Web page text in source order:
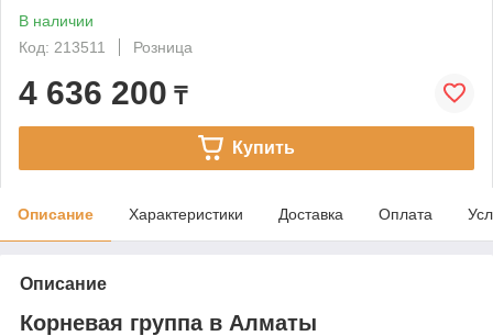
В наличии
Код: 213511
Розница
4 636 200 ₸
Купить
Описание Характеристики Доставка Оплата
Описание
Корневая группа в Алматы